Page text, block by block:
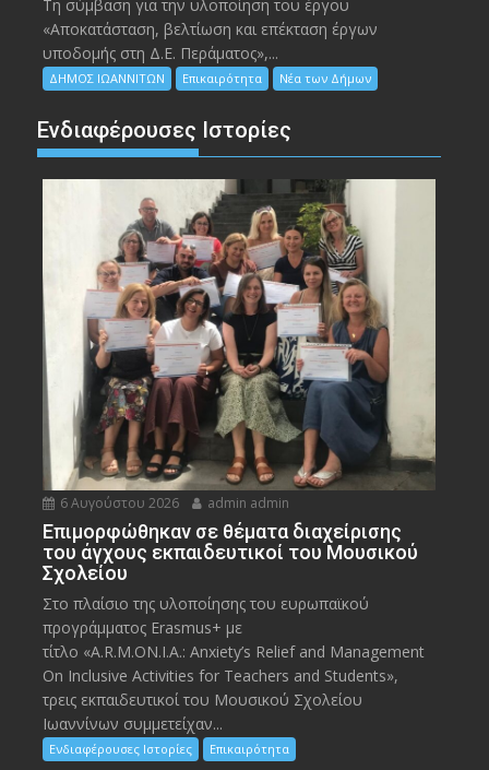
Τη σύμβαση για την υλοποίηση του έργου
«Αποκατάσταση, βελτίωση και επέκταση έργων
υποδομής στη Δ.Ε. Περάματος»,...
ΔΗΜΟΣ ΙΩΑΝΝΙΤΩΝ Επικαιρότητα Νέα των Δήμων
Ενδιαφέρουσες Ιστορίες
6 Αυγούστου 2026 admin admin
Eπιμορφώθηκαν σε θέματα διαχείρισης
του άγχους εκπαιδευτικοί του Μουσικού
Σχολείου
Στο πλαίσιο της υλοποίησης του ευρωπαϊκού
προγράμματος Erasmus+ με
τίτλο «A.R.M.ON.I.A.: Anxiety’s Relief and Management
On Inclusive Activities for Teachers and Students»,
τρεις εκπαιδευτικοί του Μουσικού Σχολείου
Ιωαννίνων συμμετείχαν...
Ενδιαφέρουσες Ιστορίες Επικαιρότητα